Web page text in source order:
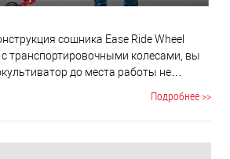
сошника Ease Ride Wheel
транспортировочными колесами, вы
до места работы не
сзади позволяет распределить всю
на колеса и перемещать его без
Подробнее >>